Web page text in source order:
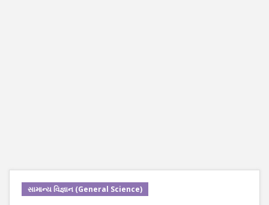
સામાન્ય વિજ્ઞાન (General Science)